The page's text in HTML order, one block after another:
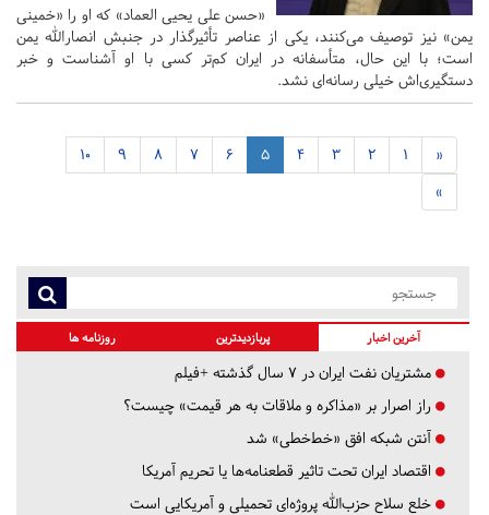
«حسن علی یحیی العماد» که او را «خمینی
یمن» نیز توصیف می‌کنند، یکی از عناصر تأثیرگذار در جنبش انصارالله یمن
است؛ با این حال، متأسفانه در ایران کم‌تر کسی با او آشناست و خبر
دستگیری‌اش خیلی رسانه‌ای نشد.
«
1
2
3
4
5
6
7
8
9
10
»
آخرین اخبار پربازدیدترین روزنامه ها
مشتریان نفت ایران در ۷ سال گذشته +فیلم
راز اصرار بر «مذاکره و ملاقات به هر قیمت» چیست؟
آنتن شبکه افق «خط‌خطی» شد
اقتصاد ایران تحت تاثیر قطعنامه‌ها یا تحریم‌ آمریکا
خلع سلاح حزب‌الله پروژه‌ای تحمیلی و آمریکایی است